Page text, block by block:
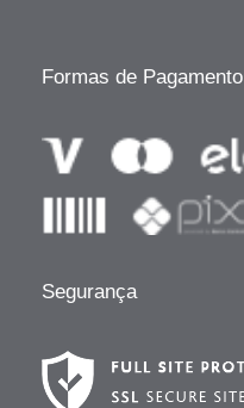
Formas de Pagamento
Segurança